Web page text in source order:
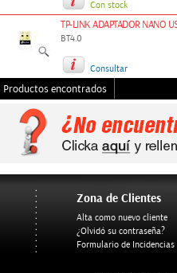
Con stock
TP-LINK ADAPTADOR NANO
BT4.0
Consultar
Productos encontrados
Zona de Clientes
Alta como nuevo cliente
¿Olvidó su contraseña?
Formulario de Incidencias